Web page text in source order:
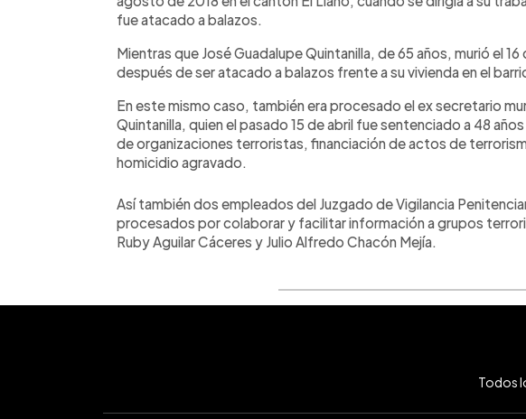
fue atacado a balazos.
Mientras que José Guadalupe Quintanilla, de 65 años, murió el 16
después de ser atacado a balazos frente a su vivienda en el
En este mismo caso, también era procesado el ex secretario
Quintanilla, quien el pasado 15 de abril fue sentenciado a 48
de organizaciones terroristas, financiación de actos de
homicidio agravado.
Así también dos empleados del Juzgado de Vigilancia
procesados por colaborar y facilitar información a grupos
Ruby Aguilar Cáceres y Julio Alfredo Chacón Mejía.
Todos